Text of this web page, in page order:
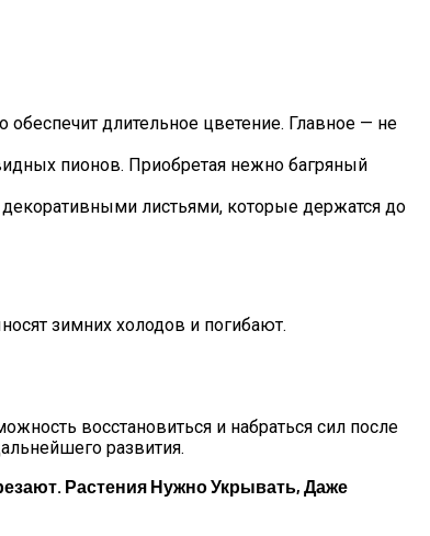
длительное цветение. Главное — не
пионов. Приобретая нежно багряный
листьями, которые держатся до
зимних холодов и погибают.
восстановиться и набраться сил после
развития.
Растения Нужно Укрывать, Даже